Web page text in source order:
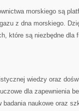
morskiego są
z⁢ dna morskiego.
które są​ niezbędne dla
wiedzy oraz
dla​ zapewnienia
naukowe ​oraz